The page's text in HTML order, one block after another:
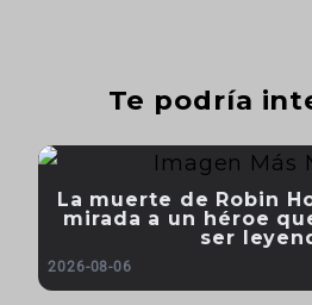
Te podría
La muerte de Robin
mirada a un héroe
ser
2026-08-06